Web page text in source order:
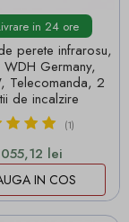
in 24 ore
perete infrarosu,
Germany,
Telecomanda, 2
de incalzire
(1)
lei
IN COS